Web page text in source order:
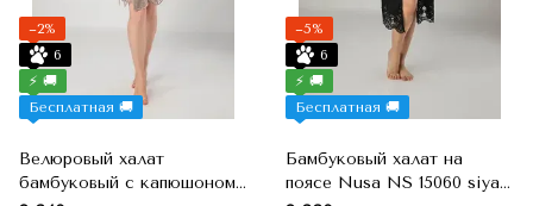
−2%
6
⚡ 🚚
Бесплатная 🚚
Велюровый халат
бамбуковый с капюшоном
−5%
6
⚡ 🚚
Бесплатная 🚚
Бамбуковый халат на
поясе Nusa NS 15060 siyah